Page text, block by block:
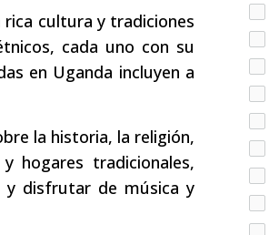
rica cultura y tradiciones
cada uno con su
en Uganda incluyen a
la historia, la religión,
hogares tradicionales,
y disfrutar de música y